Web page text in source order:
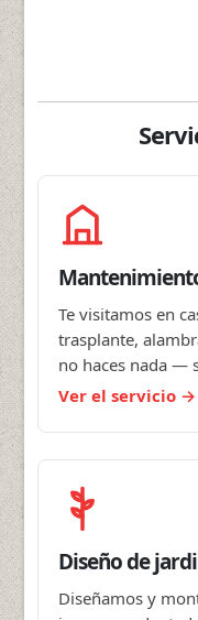
Te visitamos en
trasplante,
no haces nada —
Ver el servicio
Diseño de
Diseñamos y